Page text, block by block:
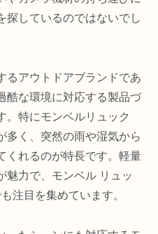
探しているのではないでし
るアウトドアブランドであ
酷な環境に対応する製品づ
。特にモンベルリュック
多く、突然の雨や湿気から
くれるのが特長です。軽量
魅力で、モンベル リュッ
注目を集めています。